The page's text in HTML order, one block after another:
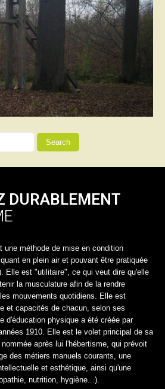
DURABLEMENT
une méthode de mise en condition
en plein air et pouvant être pratiquée
Elle est "utilitaire", ce qui veut dire qu'elle
la musculature afin de la rendre
mouvements quotidiens. Elle est
et capacités de chacun, selon ses
d'éducation physique a été créée par
1910. Elle est le volet principal de sa
après lui l'hébertisme, qui prévoit
des métiers manuels courants, une
et esthétique, ainsi qu'une
nutrition, hygiène...).